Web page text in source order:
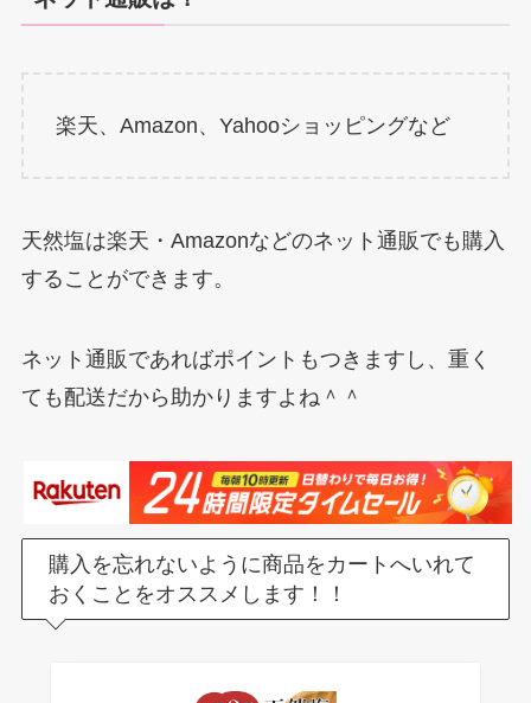
楽天、Amazon、Yahooショッピングなど
天然塩は楽天・Amazonなどのネット通販でも購入
することができます。
ネット通販であればポイントもつきますし、重く
ても配送だから助かりますよね＾＾
購入を忘れないように商品をカートへいれて
おくことをオススメします！！